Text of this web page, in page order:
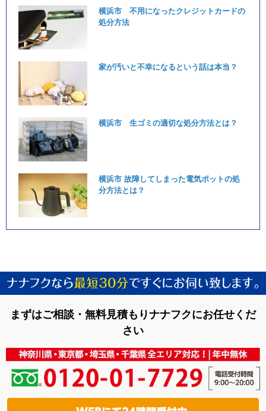
横浜市 不用になったクレジットカードの
処分方法
家が汚いと不幸になるという話は本当？
横浜市 生ゴミの適切な処分方法とは？
横浜市 故障してしまった電気ポットの処
分方法とは？
まずはご相談・無料見積もりナナフクにお任せくだ
さい